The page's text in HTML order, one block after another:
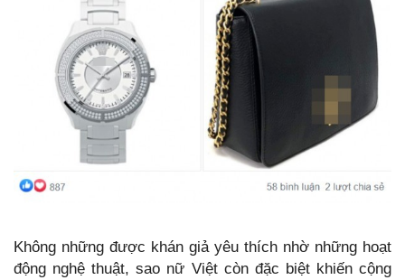
Không những được khán giả yêu thích nhờ những hoạt
động nghệ thuật, sao nữ Việt còn đặc biệt khiến cộng